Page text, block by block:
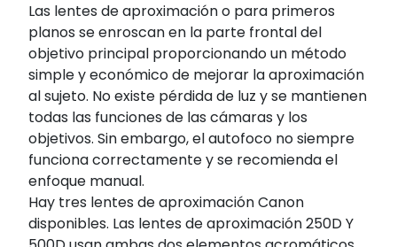
Las lentes de aproximación o para primeros
planos se enroscan en la parte frontal del
objetivo principal proporcionando un método
simple y económico de mejorar la aproximación
al sujeto. No existe pérdida de luz y se mantienen
todas las funciones de las cámaras y los
objetivos. Sin embargo, el autofoco no siempre
funciona correctamente y se recomienda el
enfoque manual.
Hay tres lentes de aproximación Canon
disponibles. Las lentes de aproximación 250D Y